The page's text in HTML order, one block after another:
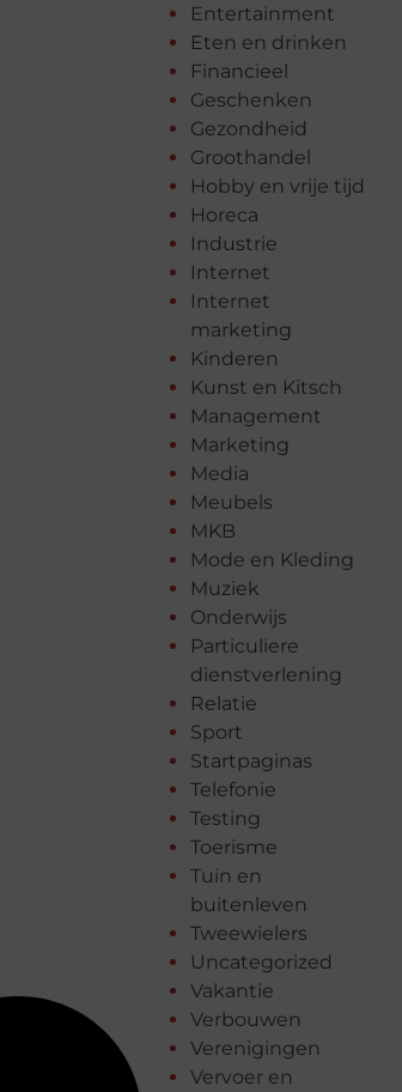
Entertainment
Eten en drinken
Financieel
Geschenken
Gezondheid
Groothandel
Hobby en vrije tijd
Horeca
Industrie
Internet
Internet
marketing
Kinderen
Kunst en Kitsch
Management
Marketing
Media
Meubels
MKB
Mode en Kleding
Muziek
Onderwijs
Particuliere
dienstverlening
Relatie
Sport
Startpaginas
Telefonie
Testing
Toerisme
Tuin en
buitenleven
Tweewielers
Uncategorized
Vakantie
Verbouwen
Verenigingen
Vervoer en